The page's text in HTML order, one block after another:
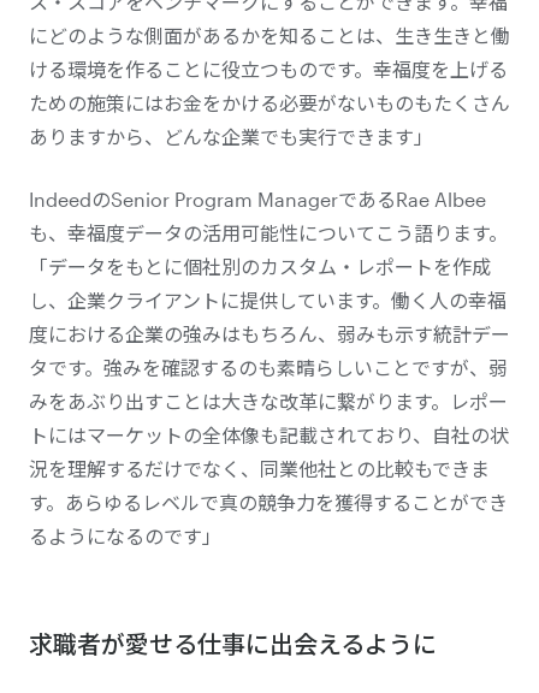
にどのような側面があるかを知ることは、生き生きと働
ける環境を作ることに役立つものです。幸福度を上げる
ための施策にはお金をかける必要がないものもたくさん
ありますから、どんな企業でも実行できます」
IndeedのSenior Program ManagerであるRae Albee
も、幸福度データの活用可能性についてこう語ります。
「データをもとに個社別のカスタム・レポートを作成
し、企業クライアントに提供しています。働く人の幸福
度における企業の強みはもちろん、弱みも示す統計デー
タです。強みを確認するのも素晴らしいことですが、弱
みをあぶり出すことは大きな改革に繋がります。レポー
トにはマーケットの全体像も記載されており、自社の状
況を理解するだけでなく、同業他社との比較もできま
す。あらゆるレベルで真の競争力を獲得することができ
るようになるのです」
求職者が愛せる仕事に出会えるように